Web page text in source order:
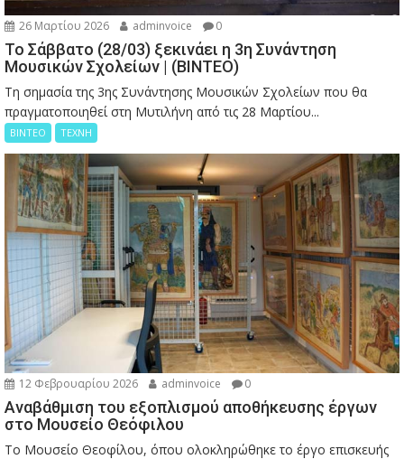
26 Μαρτίου 2026 adminvoice 0
Το Σάββατο (28/03) ξεκινάει η 3η Συνάντηση
Μουσικών Σχολείων | (ΒΙΝΤΕΟ)
Τη σημασία της 3ης Συνάντησης Μουσικών Σχολείων που θα
πραγματοποιηθεί στη Μυτιλήνη από τις 28 Μαρτίου...
ΒΙΝΤΕΟ ΤΕΧΝΗ
12 Φεβρουαρίου 2026 adminvoice 0
Αναβάθμιση του εξοπλισμού αποθήκευσης έργων
στο Μουσείο Θεόφιλου
Το Μουσείο Θεοφίλου, όπου ολοκληρώθηκε το έργο επισκευής